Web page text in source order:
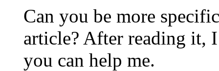
Can you be more
article? After reading it,
you can help me.